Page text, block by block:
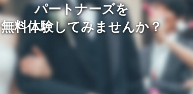
パートナーズを
無料体験してみませんか？